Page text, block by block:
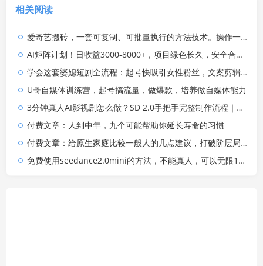
相关阅读
爱奇艺搬砖，一套可复制、可批量执行的方法技术。操作一个月，整年不用愁!
AI矩阵计划！日收益3000-8000+，项目绿色长久，安全合规靠谱，可批量放大。扶持工作室和分公司
学会这套婆媳短剧全流程：起号快吸引女性粉丝，文案剪辑视频制作一站式搞定，多种变现方式都可做
U哥自媒体训练营，起号搞流量，做爆款，培养做自媒体能力
3分钟真人AI影视剧怎么做？SD 2.0手把手完整制作流程｜Higgsfield 14天SD 2.0/2.5无限生成
付费文章：人到中年，九个可能帮助你延长寿命的习惯
付费文章：给原生家庭比较一般人的几点建议，打破阶层局限，实现个人与家族代际向上跃升
免费使用seedance2.0mini的方法，不能真人，可以无限10秒视频，9图+3音频参考